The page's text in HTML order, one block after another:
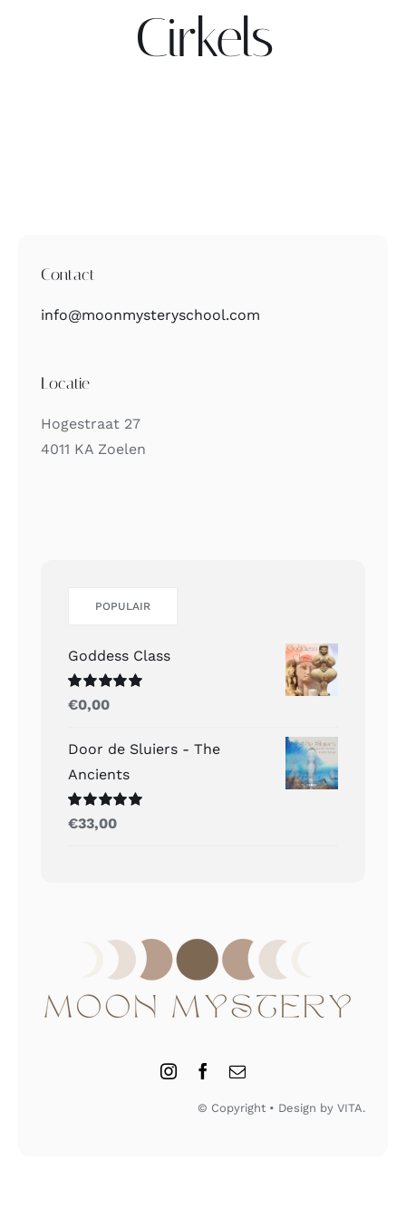
Contact
Cirkels
Contact
info@moonmysteryschool.com
Locatie
Hogestraat 27
4011 KA Zoelen
POPULAIR
Goddess Class
Gewaardeerd
5.00
€0,00
Door de Sluiers - The
Ancients
Gewaardeerd
uit 5
€33,00
© Copyright • Design by VITA.